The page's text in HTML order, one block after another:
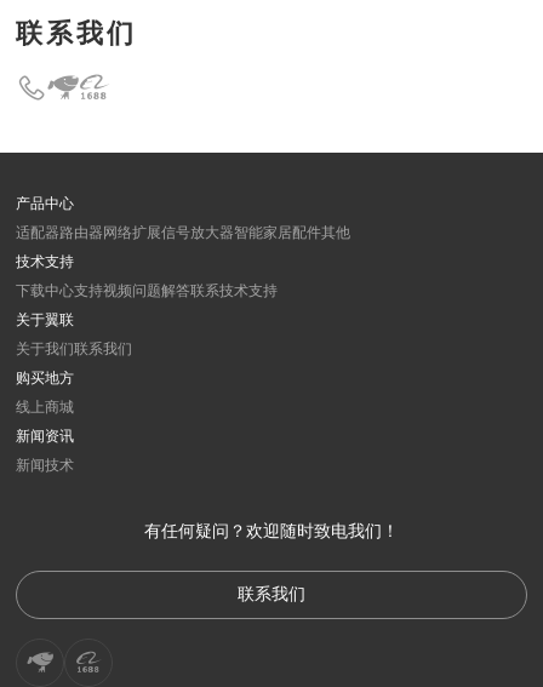
联系我们
产品中心
适配器路由器 网络扩展信号放大器智能家居配件其他
技术支持
下载中心支持视频问题解答联系技术支持
关于翼联
关于我们联系我们
购买地方
线上商城
新闻资讯
新闻技术
有任何疑问？欢迎随时致电我们！
联系我们